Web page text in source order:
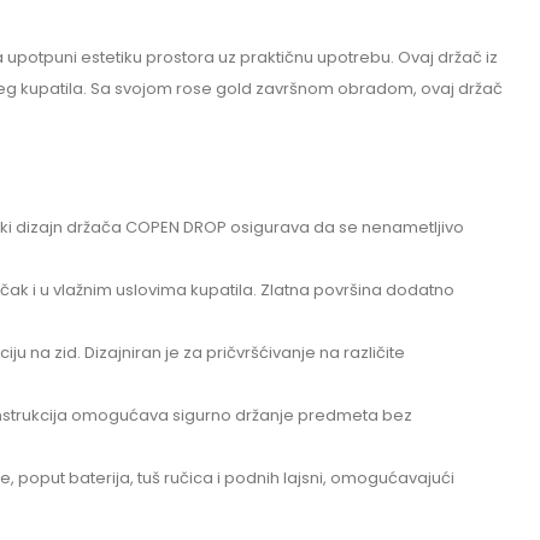
estetiku prostora uz praktičnu upotrebu. Ovaj držač iz
kupatila. Sa svojom rose gold završnom obradom, ovaj držač
držača COPEN DROP osigurava da se nenametljivo
i u vlažnim uslovima kupatila. Zlatna površina dodatno
na zid. Dizajniran je za pričvršćivanje na različite
omogućava sigurno držanje predmeta bez
poput baterija, tuš ručica i podnih lajsni, omogućavajući